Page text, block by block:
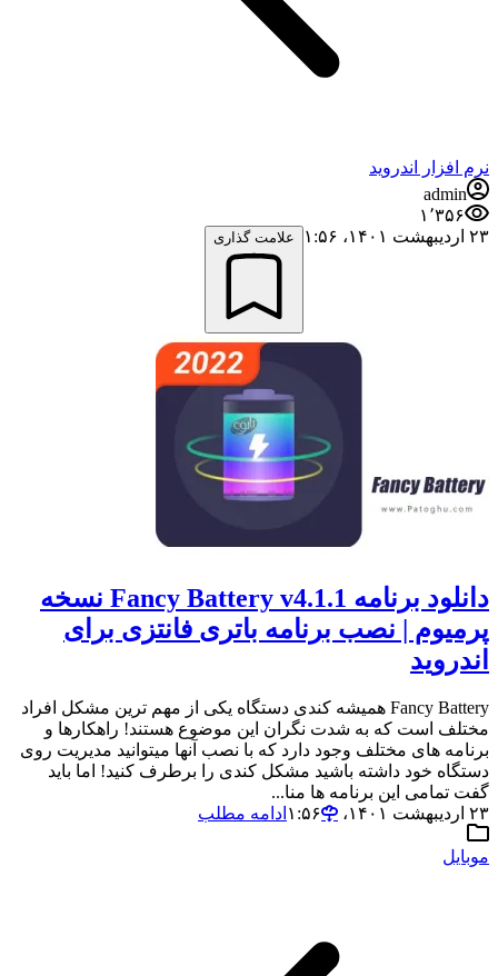
نرم افزار اندروید
admin
۱٬۳۵۶
۲۳ اردیبهشت ۱۴۰۱،‏ ۱:۵۶
علامت گذاری
دانلود برنامه Fancy Battery v4.1.1 نسخه
پرمیوم | نصب برنامه باتری فانتزی برای
اندروید
Fancy Battery همیشه کندی دستگاه یکی از مهم ترین مشکل افراد
مختلف است که به شدت نگران این موضوع هستند! راهکارها و
برنامه های مختلف وجود دارد که با نصب آنها میتوانید مدیریت روی
دستگاه خود داشته باشید مشکل کندی را برطرف کنید! اما باید
گفت تمامی این برنامه ها منا...
۲۳ اردیبهشت ۱۴۰۱،‏ ۱:۵۶
ادامه مطلب
موبایل